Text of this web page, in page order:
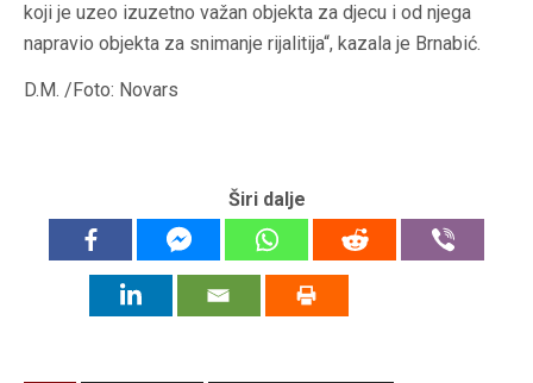
koji je uzeo izuzetno važan objekta za djecu i od njega
napravio objekta za snimanje rijalitija“, kazala je Brnabić.
D.M. /Foto: Novars
Širi dalje